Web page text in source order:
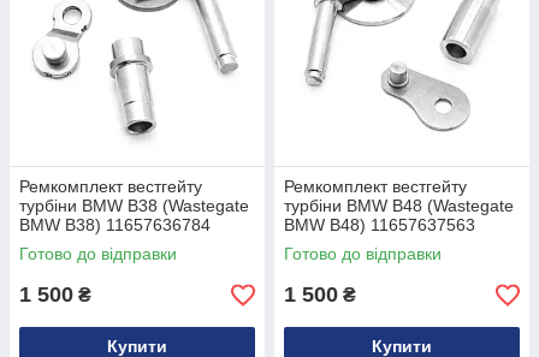
Ремкомплект вестгейту
турбіни BMW B38 (Wastegate
BMW B38) 11657636784
Готово до відправки
1 500 ₴
Купити
Ремкомплект вестгейту
турбіни BMW B48 (Wastegate
BMW B48) 11657637563
Готово до відправки
1 500 ₴
Купити